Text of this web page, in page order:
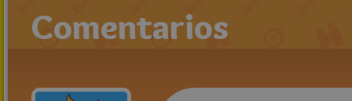
Comentarios